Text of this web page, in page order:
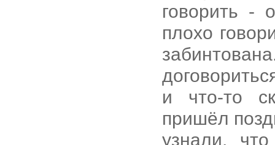
говорить -
плохо
и что-то
пришёл
узнали,